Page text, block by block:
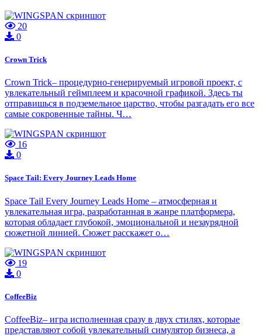
20
0
Crown Trick
Crown Trick– процедурно-генерируемый игровой проект, с
увлекательный геймплеем и красочной графикой. Здесь ты
отправишься в подземельное царство, чтобы разгадать его все
самые сокровенные тайны. Ч…
16
0
Space Tail: Every Journey Leads Home
Space Tail Every Journey Leads Home – атмосферная и
увлекательная игра, разработанная в жанре платформера,
которая обладает глубокой, эмоциональной и незаурядной
сюжетной линией. Сюжет расскажет о…
19
0
CoffeeBiz
CoffeeBiz– игра исполненная сразу в двух стилях, которые
представляют собой увлекательный симулятор бизнеса, а